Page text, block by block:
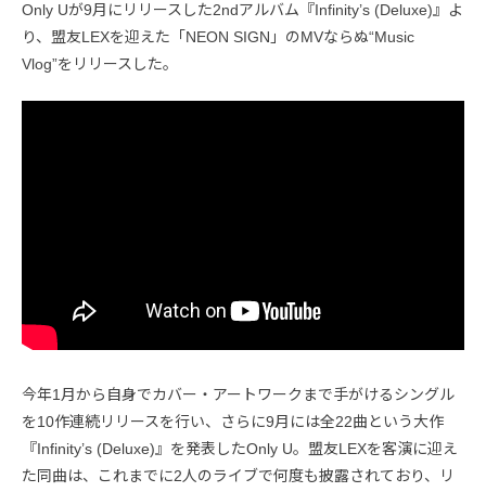
Only Uが9月にリリースした2ndアルバム『Infinity’s (Deluxe)』よ
り、盟友LEXを迎えた「NEON SIGN」のMVならぬ“Music
Vlog”をリリースした。
今年1月から自身でカバー・アートワークまで手がけるシングル
を10作連続リリースを行い、さらに9月には全22曲という大作
『Infinity’s (Deluxe)』を発表したOnly U。盟友LEXを客演に迎え
た同曲は、これまでに2人のライブで何度も披露されており、リ